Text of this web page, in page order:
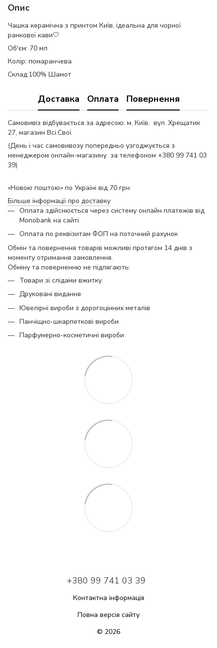
Опис
Чашка керамічна з принтом Київ, ідеальна для чорної
ранкової кави🤍
Об'єм: 70 мл
Колір: помаранчева
Склад:100% Шамот
Доставка Оплата Повернення
Самовивіз відбувається за адресою: м. Київ, вул. Хрещатик
27, магазин Всі.Свої.
(День і час самовивозу попередньо узгоджується з
менеджером онлайн-магазину за телефоном +380 99 741 03
39)
«Новою поштою» по Україні від 70 грн
Більше інформації про доставку
Оплата здійснюється через систему онлайн платежів від
Monobank на сайті
Оплата по реквізитам ФОП на поточний рахунок
Обмін та повернення товарів можливі протягом 14 днів з
моменту отримання замовлення.
Обміну та поверненню не підлягають:
Товари зі слідами вжитку
Друковані видання
Ювелірні вироби з дорогоцінних металів
Панчіщно-шкарпеткові вироби
Парфумерно-косметичні вироби
+380 99 741 03 39
Контактна інформація
Повна версія сайту
© 2026